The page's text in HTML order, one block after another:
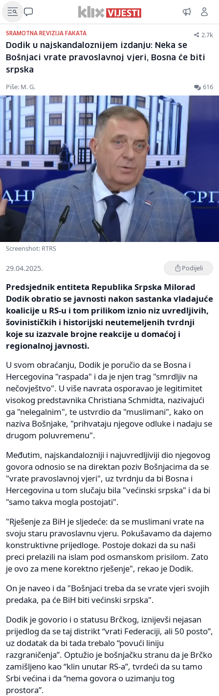
SRAMOTNA REVIZIJA FAKATA 2.7k
Dodik u najskandaloznijem izdanju: Neka se
Bošnjaci vrate pravoslavnoj vjeri, Bosna će biti
srpska
Piše: M. G. 616
Screenshot: RTRS
29.04.2025. Podijeli
Predsjednik entiteta Republika Srpska Milorad
Dodik obratio se javnosti nakon sastanka vladajuće
koalicije u RS-u i tom prilikom iznio niz uvredljivih,
šovinističkih i historijski neutemeljenih tvrdnji
koje su izazvale brojne reakcije u domaćoj i
regionalnoj javnosti.
U svom obraćanju, Dodik je poručio da se Bosna i
Hercegovina "raspada" i da je njen trag "smrdljiv na
nečovještvo". U više navrata osporavao je legitimitet
visokog predstavnika Christiana Schmidta, nazivajući
ga "nelegalnim", te ustvrdio da "muslimani", kako on
naziva Bošnjake, "prihvataju njegove odluke i nadaju se
drugom poluvremenu".
Međutim, najskandalozniji i najuvredljiviji dio njegovog
govora odnosio se na direktan poziv Bošnjacima da se
"vrate pravoslavnoj vjeri", uz tvrdnju da bi Bosna i
Hercegovina u tom slučaju bila "većinski srpska" i da bi
"samo takva mogla postojati".
"Rješenje za BiH je sljedeće: da se muslimani vrate na
svoju staru pravoslavnu vjeru. Pokušavamo da dajemo
konstruktivne prijedloge. Postoje dokazi da su naši
preci prelazili na islam pod osmanskom prisilom. Zato
je ovo za mene korektno rješenje", rekao je Dodik.
On je naveo i da "Bošnjaci treba da se vrate vjeri svojih
predaka, pa će BiH biti većinski srpska".
Dodik je govorio i o statusu Brčkog, iznijevši nejasan
prijedlog da se taj distrikt “vrati Federaciji, ali 50 posto”,
uz dodatak da bi tada trebalo “povući liniju
razgraničenja”. Optužio je bošnjačku stranu da je Brčko
zamišljeno kao “klin unutar RS-a”, tvrdeći da su tamo
Srbi većina i da “nema govora o uzimanju tog
prostora”.